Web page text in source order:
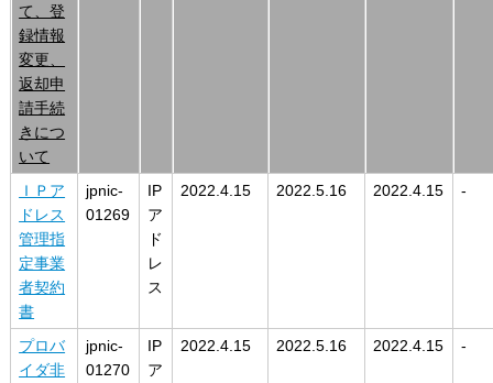
て、登
録情報
変更、
返却申
請手続
きにつ
いて
ＩＰア
ドレス
管理指
定事業
者契約
書
jpnic-
01269
IP
ア
ド
レ
ス
2022.4.15 2022.5.16 2022.4.15 -
プロバ
イダ非
jpnic-
01270
IP
ア
2022.4.15 2022.5.16 2022.4.15 -